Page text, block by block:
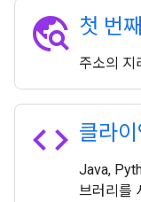
travel_explore 첫 번
주소의 지
code 클라
Java,
브러리를